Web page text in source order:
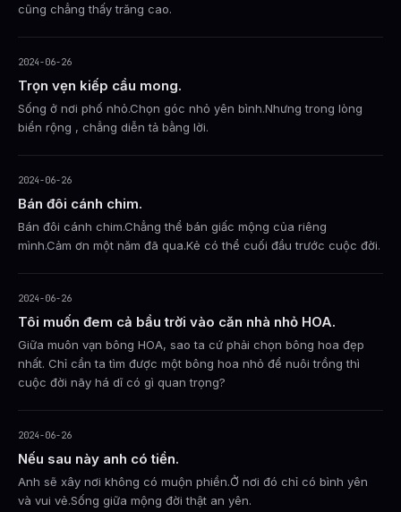
cũng chẳng thấy trăng cao.
2024-06-26
Trọn vẹn kiếp cầu mong.
Sống ở nơi phố nhỏ.Chọn góc nhỏ yên bình.Nhưng trong lòng
biển rộng , chẳng diễn tả bằng lời.
2024-06-26
Bán đôi cánh chim.
Bán đôi cánh chim.Chẳng thể bán giấc mộng của riêng
mình.Cảm ơn một năm đã qua.Kẻ có thể cuối đầu trước cuộc đời.
2024-06-26
Tôi muốn đem cả bầu trời vào căn nhà nhỏ HOA.
Giữa muôn vạn bông HOA, sao ta cứ phải chọn bông hoa đẹp
nhất. Chỉ cần ta tìm được một bông hoa nhỏ để nuôi trồng thì
cuộc đời nãy há dĩ có gì quan trọng?
2024-06-26
Nếu sau này anh có tiền.
Anh sẽ xây nơi không có muộn phiền.Ở nơi đó chỉ có bình yên
và vui vẻ.Sống giữa mộng đời thật an yên.